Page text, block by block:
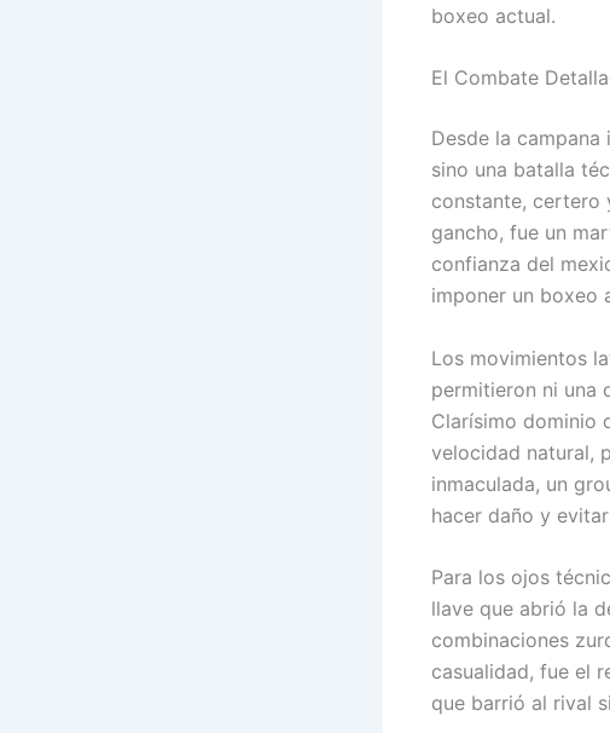
boxeo actual.
El Combate
Desde la
sino una batalla
constante, certero
gancho, fue un
confianza del
imponer un boxeo
Los movimientos
permitieron ni una
Clarísimo dominio
velocidad natural,
inmaculada, un
hacer daño y
Para los ojos
llave que abrió la
combinaciones
casualidad, fue el
que barrió al rival